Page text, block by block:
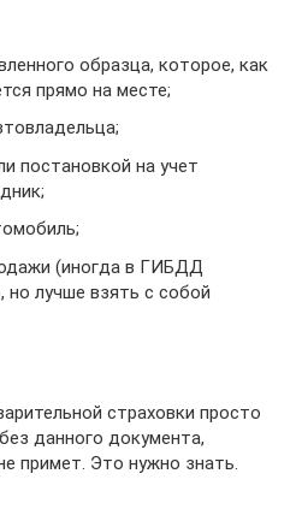
образца, которое, как
прямо на месте;
постановкой на учет
(иногда в ГИБДД
лучше взять с собой
страховки просто
данного документа,
примет. Это нужно знать.